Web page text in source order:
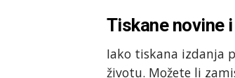
Tiskane novine
Iako tiskana izdanja
životu. Možete li